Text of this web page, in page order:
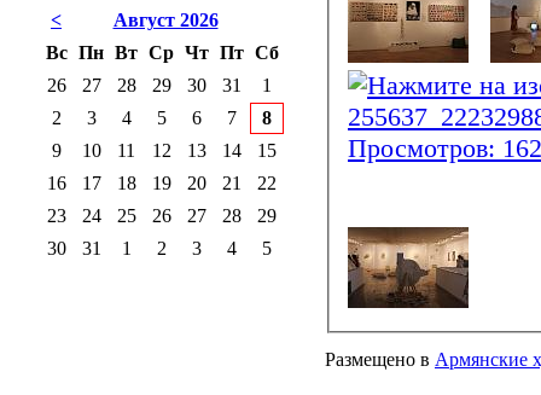
Размещено в Армянские
<
Август 2026
Вс Пн Вт Ср Чт Пт Сб
26
27 28 29 30 31
1
2
3 4 5 6 7
8
9
10 11 12 13 14
15
16
17 18 19 20 21
22
23
24 25 26 27 28
29
30
31 1 2 3 4 5